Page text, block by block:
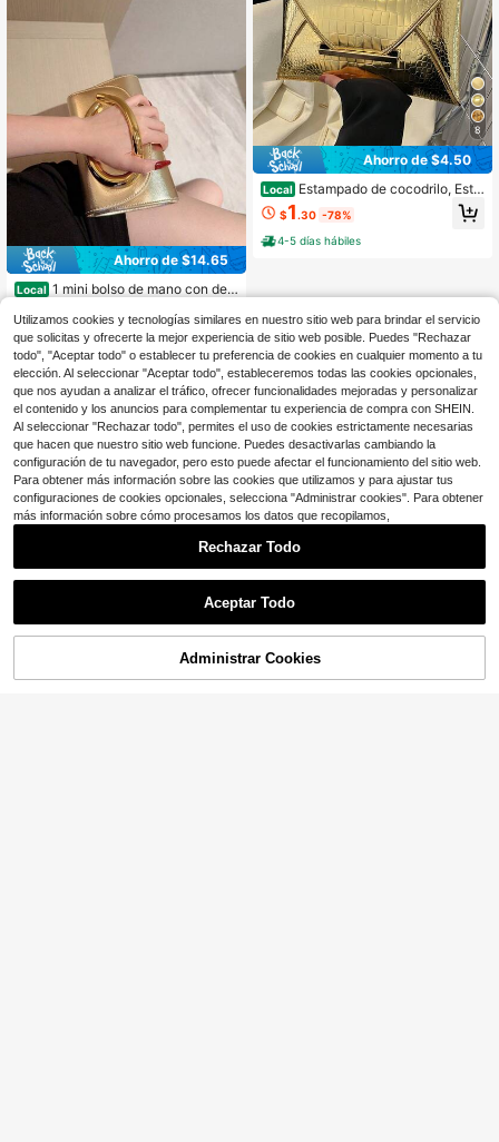
Ahorro de $14.65
Local 1 mini bolso de mano con dec
bolso de mano para mujer con detal
le de barra metálica brillante, aspec
to lujoso para vestidos de noche, fie
stas, bodas, graduaciones, cadena
metálica incluida, Año Nuevo.
$9.85
-60%
4-5 días hábiles
8
Ahorro de $4.50
Local Estampado de cocodrilo, Esta
mpado de serpiente, Color sólido, M
inimalista, Moderno, Cartera casual
de PU, Bolso sobre, Bolsos de mano
modernos para mujer, Boda
$1 .30 -78%
4-5 días hábiles
¡33% DE DESCUENTO! AÑADIR A LA BOLSA
Utilizamos cookies y tecnologías similares en nuestro sitio web para brindar el servicio
que solicitas y ofrecerte la mejor experiencia de sitio web posible. Puedes "Rechazar
todo", "Aceptar todo" o establecer tu preferencia de cookies en cualquier momento a tu
elección. Al seleccionar "Aceptar todo", estableceremos todas las cookies opcionales,
que nos ayudan a analizar el tráfico, ofrecer funcionalidades mejoradas y personalizar
el contenido y los anuncios para complementar tu experiencia de compra con SHEIN.
Al seleccionar "Rechazar todo", permites el uso de cookies estrictamente necesarias
que hacen que nuestro sitio web funcione. Puedes desactivarlas cambiando la
configuración de tu navegador, pero esto puede afectar el funcionamiento del sitio web.
Para obtener más información sobre las cookies que utilizamos y para ajustar tus
configuraciones de cookies opcionales, selecciona "Administrar cookies". Para obtener
más información sobre cómo procesamos los datos que recopilamos,
Rechazar Todo
Aceptar Todo
Administrar Cookies